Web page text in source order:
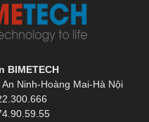
BIMETECH
Ninh-Hoàng Mai-Hà Nội